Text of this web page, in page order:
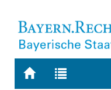
Zur
Zur